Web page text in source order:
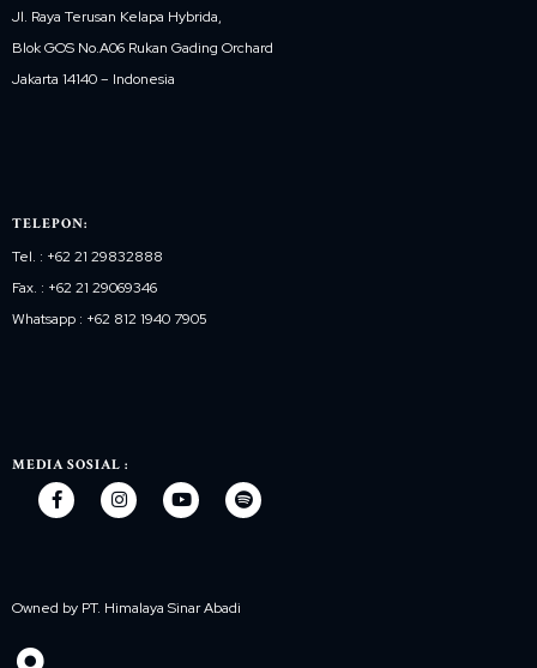
Jl. Raya Terusan Kelapa Hybrida,
Blok GOS No.A06 Rukan Gading Orchard
Jakarta 14140 – Indonesia
TELEPON:
Tel. : +62 21 29832888
Fax. : +62 21 29069346
Whatsapp : +62 812 1940 7905
MEDIA SOSIAL :
Owned by PT. Himalaya Sinar Abadi